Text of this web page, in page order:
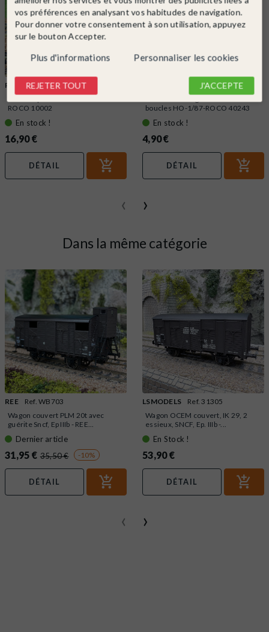
ROCO
Ref. 10002
ROCO 10002
En stock !
16,90 €
DÉTAIL
Ref. 40243
boucles HO-1/87-ROCO 40243
En stock !
4,90 €
DÉTAIL
‹ ›
Dans la même catégorie
REE
Ref. WB703
Wagon couvert PLM 20t avec
guérite Sncf, Ep IIIb - REE...
Dernier article
31,95 € 35,50 € -10%
DÉTAIL
LSMODELS
Ref. 31305
Wagon OCEM couvert, IK 29, 2
essieux, SNCF, Ep. IIIb -...
En Stock !
53,90 €
DÉTAIL
‹ ›
vos préférences en analysant vos habitudes de navigation.
Pour donner votre consentement à son utilisation, appuyez
sur le bouton Accepter.
Plus d'informations Personnaliser les cookies
REJETER TOUT J'ACCEPTE